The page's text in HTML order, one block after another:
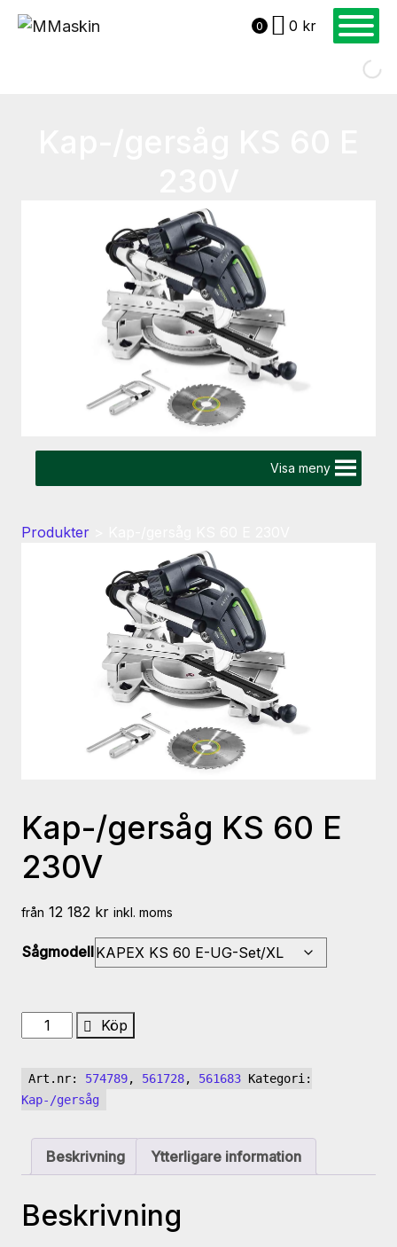
0 0 kr
Visa meny
Produkter
Kap-/gersåg KS 60 E
230V
från 12 182 kr inkl. moms
Sågmodell
Kap-/gersåg
KS
E
230V
Köp
Art.nr: 574789, 561728, 561683 Kategori:
Kap-/gersåg
Beskrivning Ytterligare information
Beskrivning